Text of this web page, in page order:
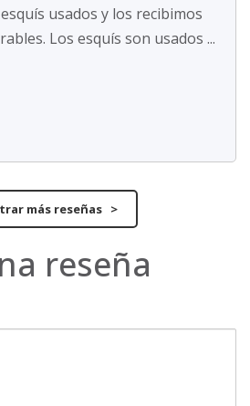
usados y los recibimos
Los esquís son usados ...
más reseñas >
reseña